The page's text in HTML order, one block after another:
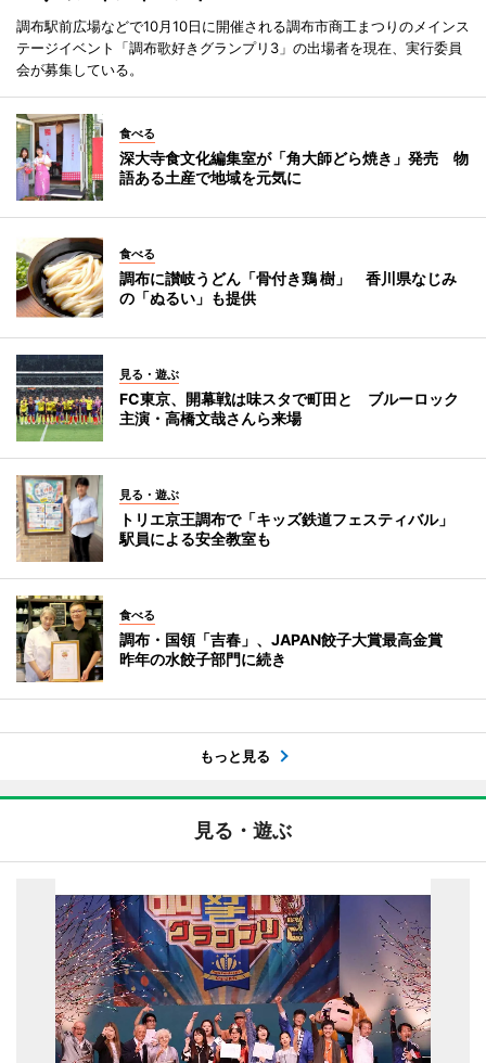
調布駅前広場などで10月10日に開催される調布市商工まつりのメインス
テージイベント「調布歌好きグランプリ3」の出場者を現在、実行委員
会が募集している。
食べる
深大寺食文化編集室が「角大師どら焼き」発売 物
語ある土産で地域を元気に
食べる
調布に讃岐うどん「骨付き鶏 樹」 香川県なじみ
の「ぬるい」も提供
見る・遊ぶ
FC東京、開幕戦は味スタで町田と ブルーロック
主演・高橋文哉さんら来場
見る・遊ぶ
トリエ京王調布で「キッズ鉄道フェスティバル」
駅員による安全教室も
食べる
調布・国領「吉春」、JAPAN餃子大賞最高金賞
昨年の水餃子部門に続き
もっと見る
見る・遊ぶ